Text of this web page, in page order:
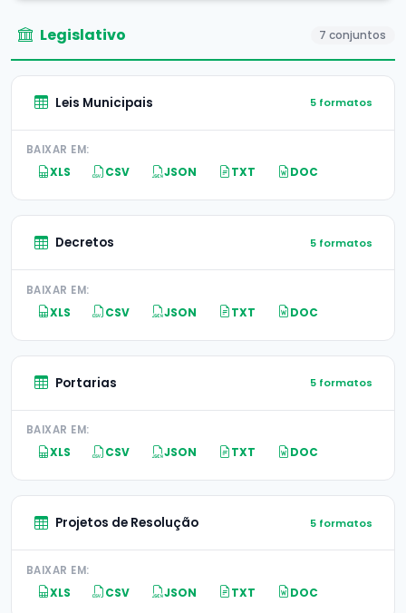
Legislativo 7 conjuntos
Leis Municipais 5 formatos
BAIXAR EM:
XLS CSV JSON TXT DOC
Decretos 5 formatos
BAIXAR EM:
XLS CSV JSON TXT DOC
Portarias 5 formatos
BAIXAR EM:
XLS CSV JSON TXT DOC
Projetos de Resolução 5 formatos
BAIXAR EM:
XLS CSV JSON TXT DOC